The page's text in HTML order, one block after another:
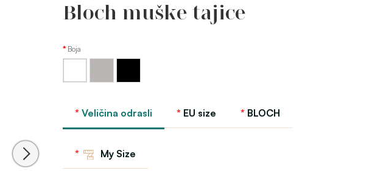
Bloch muške tajice
Boja
Veličina odrasli EU size BLOCH
My Size